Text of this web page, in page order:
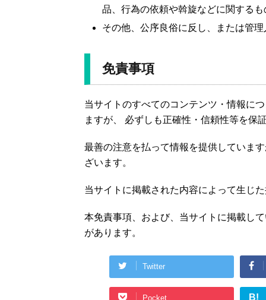
品、行為の依頼や斡旋などに関するも
その他、公序良俗に反し、または管
免責事項
当サイトのすべてのコンテンツ・情報に
ますが、 必ずしも正確性・信頼性等を保
最善の注意を払って情報を提供していま
ざいます。
当サイトに掲載された内容によって生じ
本免責事項、および、当サイトに掲載し
があります。
Twitter
Pocket B!